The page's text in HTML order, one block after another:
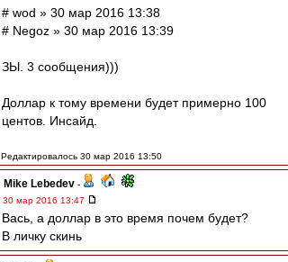
# wod » 30 мар 2016 13:38
# Negoz » 30 мар 2016 13:39
ЗЫ. 3 сообщения)))
Доллар к тому времени будет примерно 100
центов. Инсайд.
Редактировалось 30 мар 2016 13:50
Mike Lebedev -
30 мар 2016 13:47
Вась, а доллар в это время почем будет?
В личку скинь